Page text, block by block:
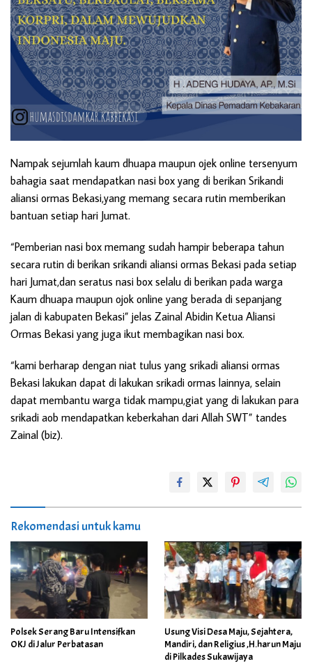
Nampak sejumlah kaum dhuapa maupun ojek online tersenyum
bahagia saat mendapatkan nasi box yang di berikan Srikandi
aliansi ormas Bekasi,yang memang secara rutin memberikan
bantuan setiap hari Jumat.
“Pemberian nasi box memang sudah hampir beberapa tahun
secara rutin di berikan srikandi aliansi ormas Bekasi pada setiap
hari Jumat,dan seratus nasi box selalu di berikan pada warga
Kaum dhuapa maupun ojok online yang berada di sepanjang
jalan di kabupaten Bekasi” jelas Zainal Abidin Ketua Aliansi
Ormas Bekasi yang juga ikut membagikan nasi box.
“kami berharap dengan niat tulus yang srikadi aliansi ormas
Bekasi lakukan dapat di lakukan srikadi ormas lainnya, selain
dapat membantu warga tidak mampu,giat yang di lakukan para
srikadi aob mendapatkan keberkahan dari Allah SWT” tandes
Zainal (biz).
Rekomendasi untuk kamu
Polsek Serang Baru Intensifkan
OKJ di Jalur Perbatasan
Usung Visi Desa Maju, Sejahtera,
Mandiri, dan Religius ,H.harun Maju
di Pilkades Sukawijaya